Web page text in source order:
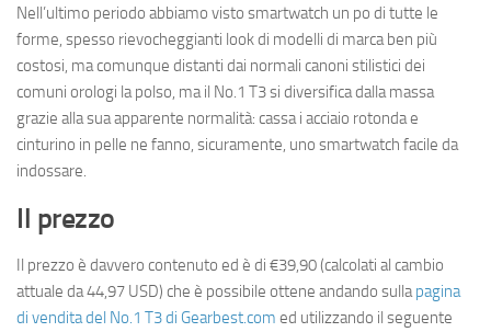
Nell’ultimo periodo abbiamo visto smartwatch un po di tutte le
forme, spesso rievocheggianti look di modelli di marca ben più
costosi, ma comunque distanti dai normali canoni stilistici dei
comuni orologi la polso, ma il No.1 T3 si diversifica dalla massa
grazie alla sua apparente normalità: cassa i acciaio rotonda e
cinturino in pelle ne fanno, sicuramente, uno smartwatch facile da
indossare.
Il prezzo
Il prezzo è davvero contenuto ed è di €39,90 (calcolati al cambio
attuale da 44,97 USD) che è possibile ottene andando sulla pagina
di vendita del No.1 T3 di Gearbest.com ed utilizzando il seguente